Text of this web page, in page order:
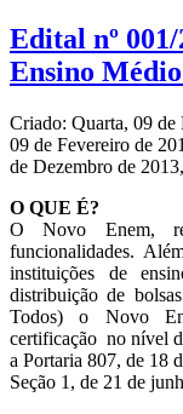
Edital nº
Ensino
Criado: Quarta, 09 de
09 de Fevereiro de
de Dezembro de
O QUE É?
O Novo Enem,
funcionalidades.
instituições de
distribuição de
Todos) o Novo
certificação no nível
a Portaria 807, de 18
Seção 1, de 21 de